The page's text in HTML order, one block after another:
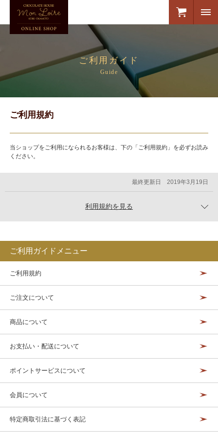
ご利用ガイド
Guide
ご利用規約
当ショップをご利用になられるお客様は、下の「ご利用規約」を必ずお読み
ください。
最終更新日 2019年3月19日
利用規約を見る
ご利用ガイドメニュー
ご利用規約
ご注文について
商品について
お支払い・配送について
ポイントサービスについて
会員について
特定商取引法に基づく表記